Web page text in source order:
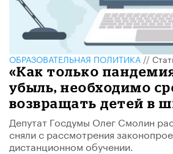
ОБРАЗОВАТЕЛЬНАЯ ПОЛИТИКА//
«Как только
убыль, необходимо
возвращать детей в
Депутат Госдумы Олег Смолин
сняли с рассмотрения
дистанционном обучении.